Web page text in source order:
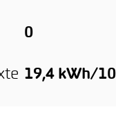
0
19,4 kWh/